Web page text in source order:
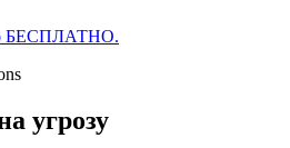
БЕСПЛАТНО.
угрозу